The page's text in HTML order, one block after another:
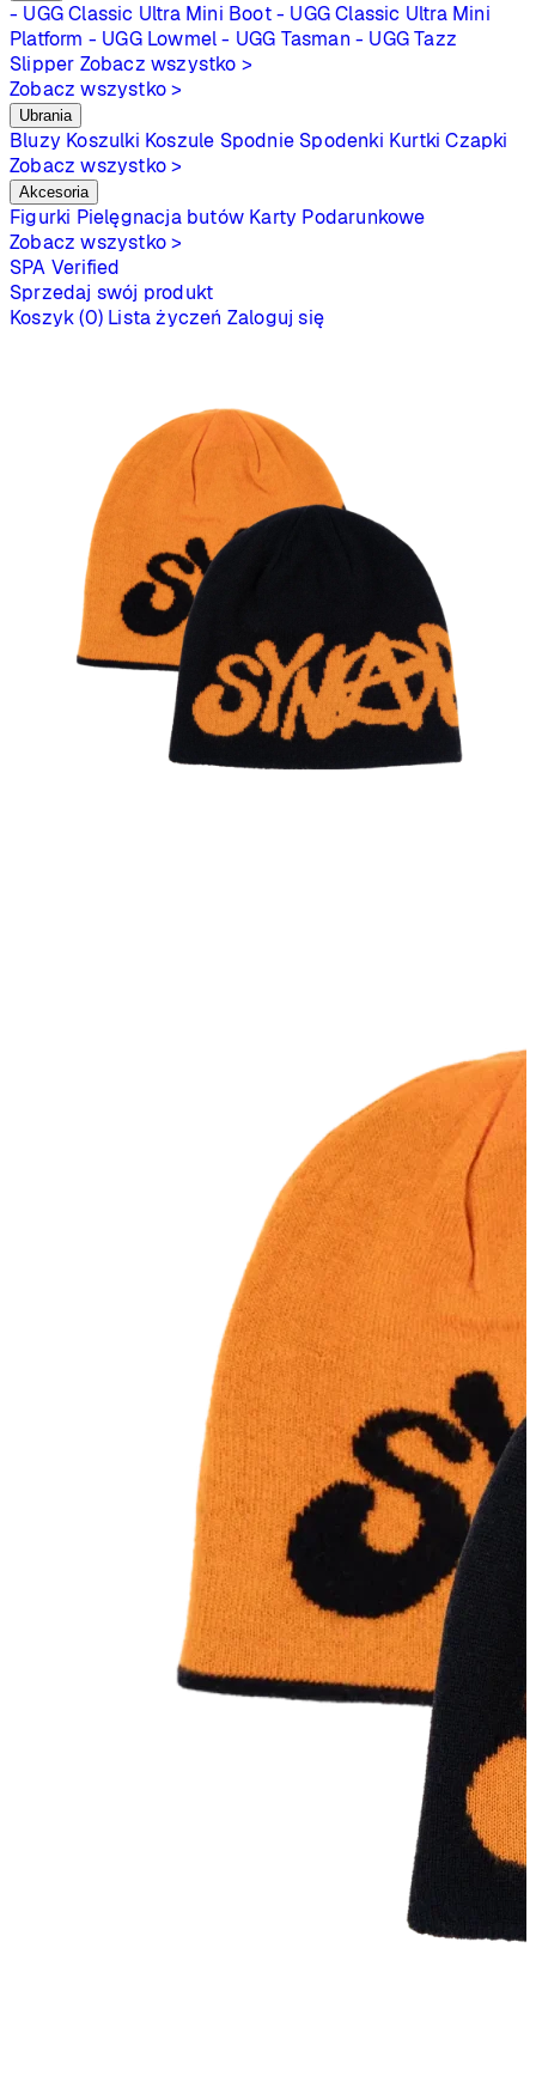
- UGG Classic Ultra Mini Boot - UGG Classic Ultra Mini
Platform - UGG Lowmel - UGG Tasman - UGG Tazz
Slipper Zobacz wszystko >
Zobacz wszystko >
Ubrania
Bluzy Koszulki Koszule Spodnie Spodenki Kurtki Czapki
Zobacz wszystko >
Akcesoria
Figurki Pielęgnacja butów Karty Podarunkowe
Zobacz wszystko >
SPA Verified
Sprzedaj swój produkt
Koszyk (0) Lista życzeń Zaloguj się